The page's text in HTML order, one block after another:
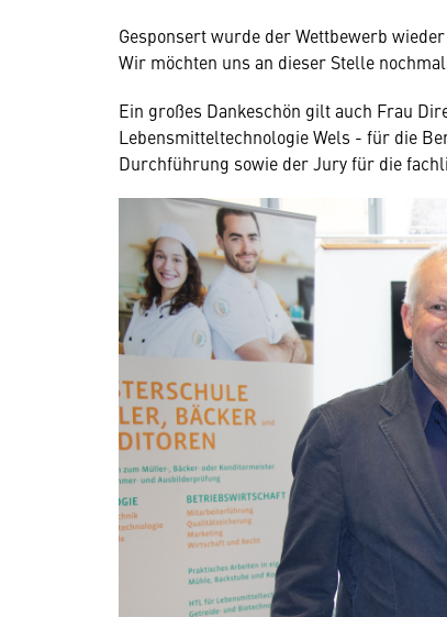
Gesponsert wurde der Wettbewerb
Wir möchten uns an dieser Stelle
Ein großes Dankeschön gilt auch Frau
Lebensmitteltechnologie Wels - für die
Durchführung sowie der Jury für die